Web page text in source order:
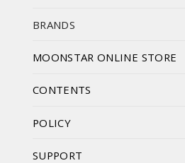
BRANDS
MOONSTAR ONLINE STORE
CONTENTS
POLICY
SUPPORT